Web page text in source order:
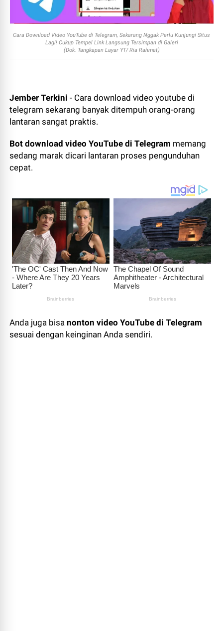
Cara Download Video YouTube di Telegram, Sekarang Nggak Perlu Kunjungi Situs
Lagi! Cukup Tempel Link Langsung Tersimpan di Galeri
(Dok. Tangkapan Layar YT/ Ria Rahmat)
Jember Terkini - Cara download video youtube di
telegram sekarang banyak ditempuh orang-orang
lantaran sangat praktis.
Bot download video YouTube di Telegram memang
sedang marak dicari lantaran proses pengunduhan
cepat.
Anda juga bisanonton video YouTube di Telegram
sesuai dengan keinginan Anda sendiri.